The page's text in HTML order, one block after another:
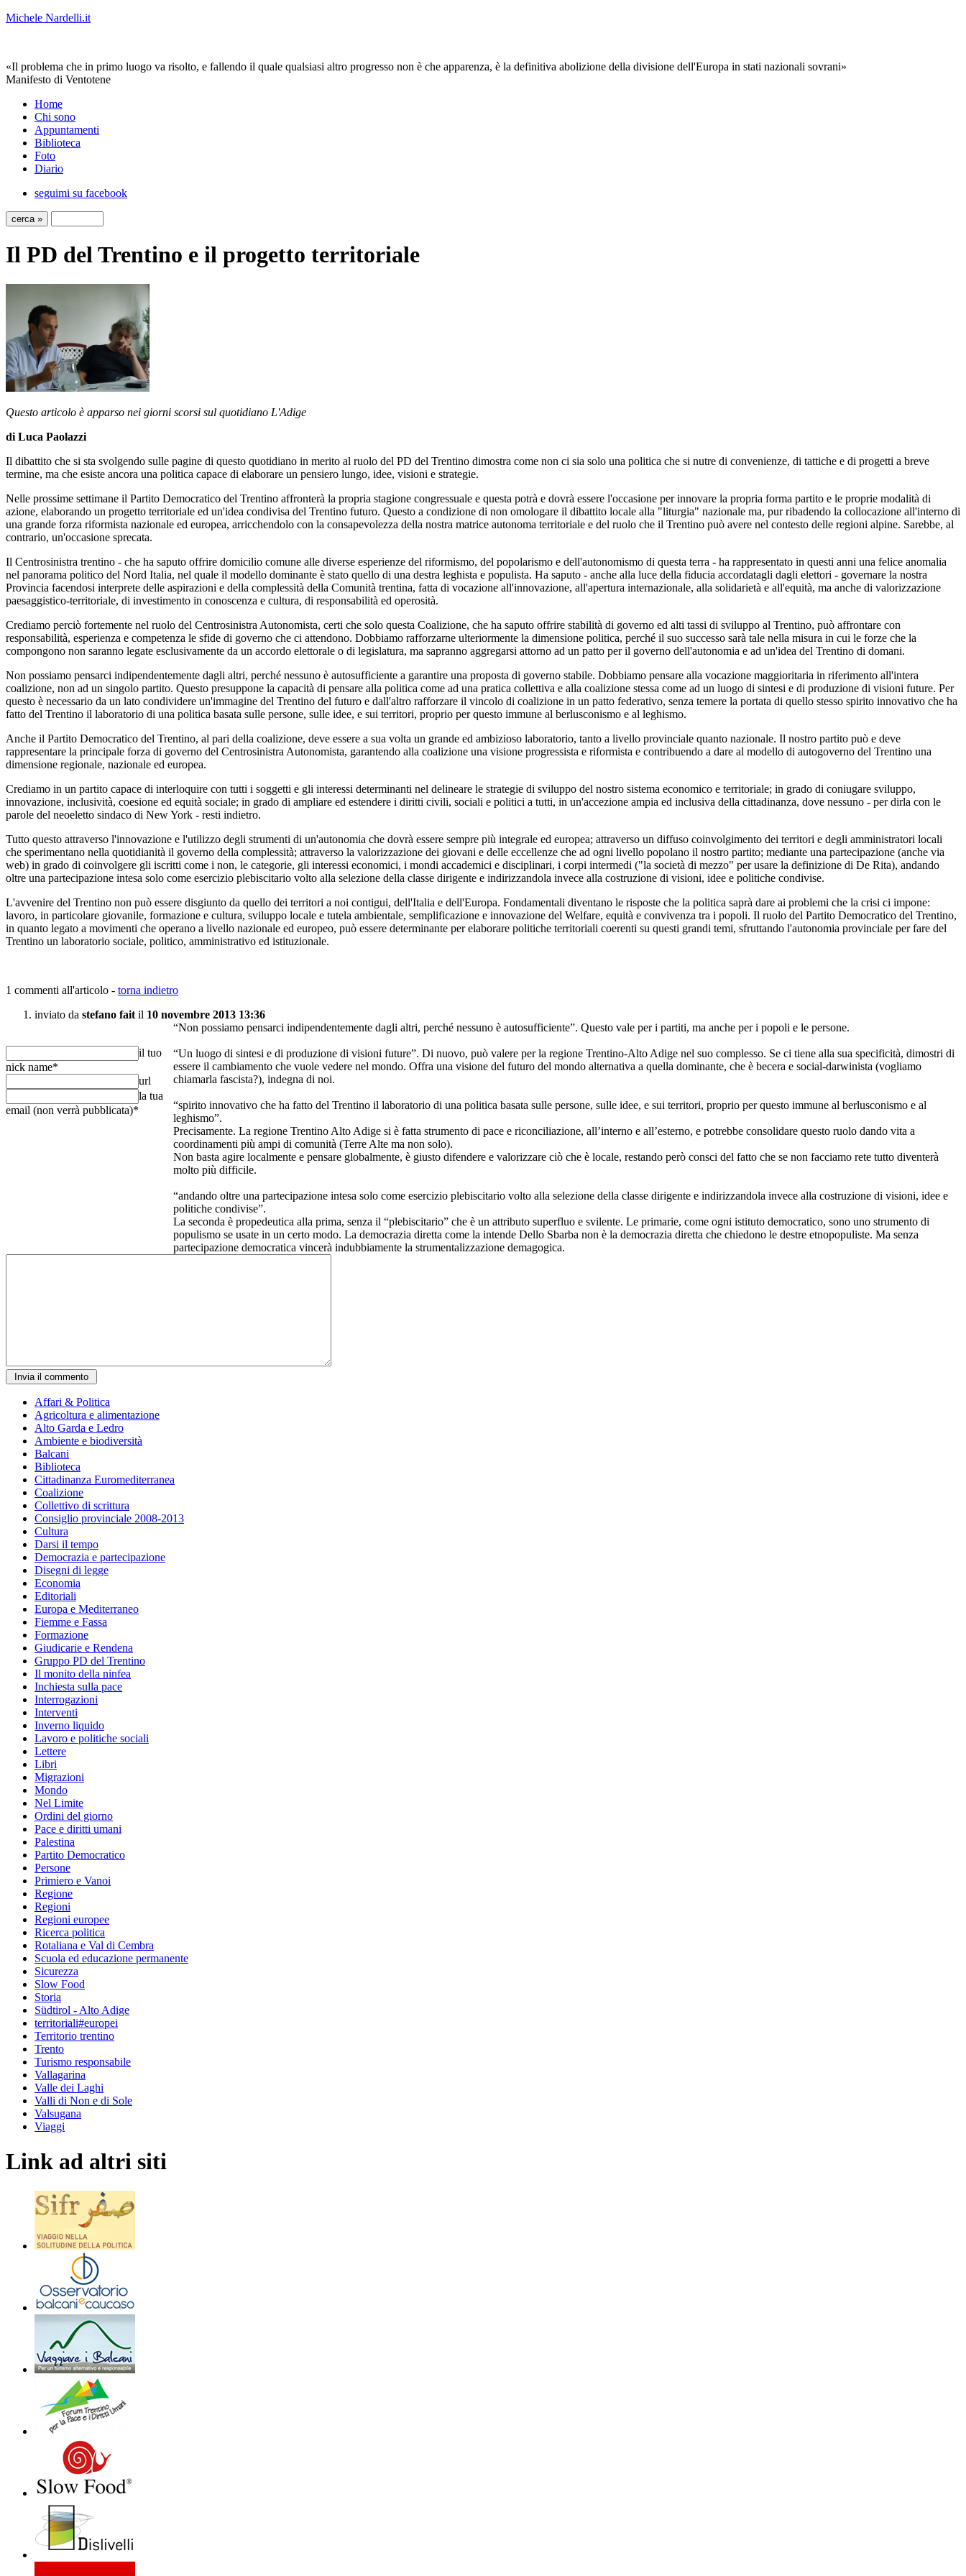
Michele Nardelli.it
«Il problema che in primo luogo va risolto, e fallendo il quale qualsiasi altro progresso non è che apparenza, è la definitiva abolizione della divisione dell'Europa in stati nazionali sovrani»
Manifesto di Ventotene
Home
Chi sono
Appuntamenti
Biblioteca
Foto
Diario
seguimi su facebook
Il PD del Trentino e il progetto territoriale
Questo articolo è apparso nei giorni scorsi sul quotidiano L'Adige
di Luca Paolazzi
Il dibattito che si sta svolgendo sulle pagine di questo quotidiano in merito al ruolo del PD del Trentino dimostra come non ci sia solo una politica che si nutre di convenienze, di tattiche e di progetti a breve
termine, ma che esiste ancora una politica capace di elaborare un pensiero lungo, idee, visioni e strategie.
Nelle prossime settimane il Partito Democratico del Trentino affronterà la propria stagione congressuale e questa potrà e dovrà essere l'occasione per innovare la propria forma partito e le proprie modalità di
azione, elaborando un progetto territoriale ed un'idea condivisa del Trentino futuro. Questo a condizione di non omologare il dibattito locale alla "liturgia" nazionale ma, pur ribadendo la collocazione all'interno di
una grande forza riformista nazionale ed europea, arricchendolo con la consapevolezza della nostra matrice autonoma territoriale e del ruolo che il Trentino può avere nel contesto delle regioni alpine. Sarebbe, al
contrario, un'occasione sprecata.
Il Centrosinistra trentino - che ha saputo offrire domicilio comune alle diverse esperienze del riformismo, del popolarismo e dell'autonomismo di questa terra - ha rappresentato in questi anni una felice anomalia
nel panorama politico del Nord Italia, nel quale il modello dominante è stato quello di una destra leghista e populista. Ha saputo - anche alla luce della fiducia accordatagli dagli elettori - governare la nostra
Provincia facendosi interprete delle aspirazioni e della complessità della Comunità trentina, fatta di vocazione all'innovazione, all'apertura internazionale, alla solidarietà e all'equità, ma anche di valorizzazione
paesaggistico-territoriale, di investimento in conoscenza e cultura, di responsabilità ed operosità.
Crediamo perciò fortemente nel ruolo del Centrosinistra Autonomista, certi che solo questa Coalizione, che ha saputo offrire stabilità di governo ed alti tassi di sviluppo al Trentino, può affrontare con
responsabilità, esperienza e competenza le sfide di governo che ci attendono. Dobbiamo rafforzarne ulteriormente la dimensione politica, perché il suo successo sarà tale nella misura in cui le forze che la
compongono non saranno legate esclusivamente da un accordo elettorale o di legislatura, ma sapranno aggregarsi attorno ad un patto per il governo dell'autonomia e ad un'idea del Trentino di domani.
Non possiamo pensarci indipendentemente dagli altri, perché nessuno è autosufficiente a garantire una proposta di governo stabile. Dobbiamo pensare alla vocazione maggioritaria in riferimento all'intera
coalizione, non ad un singolo partito. Questo presuppone la capacità di pensare alla politica come ad una pratica collettiva e alla coalizione stessa come ad un luogo di sintesi e di produzione di visioni future. Per
questo è necessario da un lato condividere un'immagine del Trentino del futuro e dall'altro rafforzare il vincolo di coalizione in un patto federativo, senza temere la portata di quello stesso spirito innovativo che ha
fatto del Trentino il laboratorio di una politica basata sulle persone, sulle idee, e sui territori, proprio per questo immune al berlusconismo e al leghismo.
Anche il Partito Democratico del Trentino, al pari della coalizione, deve essere a sua volta un grande ed ambizioso laboratorio, tanto a livello provinciale quanto nazionale. Il nostro partito può e deve
rappresentare la principale forza di governo del Centrosinistra Autonomista, garantendo alla coalizione una visione progressista e riformista e contribuendo a dare al modello di autogoverno del Trentino una
dimensione regionale, nazionale ed europea.
Crediamo in un partito capace di interloquire con tutti i soggetti e gli interessi determinanti nel delineare le strategie di sviluppo del nostro sistema economico e territoriale; in grado di coniugare sviluppo,
innovazione, inclusività, coesione ed equità sociale; in grado di ampliare ed estendere i diritti civili, sociali e politici a tutti, in un'accezione ampia ed inclusiva della cittadinanza, dove nessuno - per dirla con le
parole del neoeletto sindaco di New York - resti indietro.
Tutto questo attraverso l'innovazione e l'utilizzo degli strumenti di un'autonomia che dovrà essere sempre più integrale ed europea; attraverso un diffuso coinvolgimento dei territori e degli amministratori locali
che sperimentano nella quotidianità il governo della complessità; attraverso la valorizzazione dei giovani e delle eccellenze che ad ogni livello popolano il nostro partito; mediante una partecipazione (anche via
web) in grado di coinvolgere gli iscritti come i non, le categorie, gli interessi economici, i mondi accademici e disciplinari, i corpi intermedi ("la società di mezzo" per usare la definizione di De Rita), andando
oltre una partecipazione intesa solo come esercizio plebiscitario volto alla selezione della classe dirigente e indirizzandola invece alla costruzione di visioni, idee e politiche condivise.
L'avvenire del Trentino non può essere disgiunto da quello dei territori a noi contigui, dell'Italia e dell'Europa. Fondamentali diventano le risposte che la politica saprà dare ai problemi che la crisi ci impone:
lavoro, in particolare giovanile, formazione e cultura, sviluppo locale e tutela ambientale, semplificazione e innovazione del Welfare, equità e convivenza tra i popoli. Il ruolo del Partito Democratico del Trentino,
in quanto legato a movimenti che operano a livello nazionale ed europeo, può essere determinante per elaborare politiche territoriali coerenti su questi grandi temi, sfruttando l'autonomia provinciale per fare del
Trentino un laboratorio sociale, politico, amministrativo ed istituzionale.
1 commenti all'articolo - torna indietro
inviato da stefano fait il 10 novembre 2013 13:36
“Non possiamo pensarci indipendentemente dagli altri, perché nessuno è autosufficiente”. Questo vale per i partiti, ma anche per i popoli e le persone.
“Un luogo di sintesi e di produzione di visioni future”. Di nuovo, può valere per la regione Trentino-Alto Adige nel suo complesso. Se ci tiene alla sua specificità, dimostri di
essere il cambiamento che vuole vedere nel mondo. Offra una visione del futuro del mondo alternativa a quella dominante, che è becera e social-darwinista (vogliamo
chiamarla fascista?), indegna di noi.
“spirito innovativo che ha fatto del Trentino il laboratorio di una politica basata sulle persone, sulle idee, e sui territori, proprio per questo immune al berlusconismo e al
leghismo”.
Precisamente. La regione Trentino Alto Adige si è fatta strumento di pace e riconciliazione, all’interno e all’esterno, e potrebbe consolidare questo ruolo dando vita a
coordinamenti più ampi di comunità (Terre Alte ma non solo).
Non basta agire localmente e pensare globalmente, è giusto difendere e valorizzare ciò che è locale, restando però consci del fatto che se non facciamo rete tutto diventerà
molto più difficile.
“andando oltre una partecipazione intesa solo come esercizio plebiscitario volto alla selezione della classe dirigente e indirizzandola invece alla costruzione di visioni, idee e
politiche condivise”.
La seconda è propedeutica alla prima, senza il “plebiscitario” che è un attributo superfluo e svilente. Le primarie, come ogni istituto democratico, sono uno strumento di
populismo se usate in un certo modo. La democrazia diretta come la intende Dello Sbarba non è la democrazia diretta che chiedono le destre etnopopuliste. Ma senza
partecipazione democratica vincerà indubbiamente la strumentalizzazione demagogica.
il tuo
nick name*
url
la tua
email (non verrà pubblicata)*
Affari & Politica
Agricoltura e alimentazione
Alto Garda e Ledro
Ambiente e biodiversità
Balcani
Biblioteca
Cittadinanza Euromediterranea
Coalizione
Collettivo di scrittura
Consiglio provinciale 2008-2013
Cultura
Darsi il tempo
Democrazia e partecipazione
Disegni di legge
Economia
Editoriali
Europa e Mediterraneo
Fiemme e Fassa
Formazione
Giudicarie e Rendena
Gruppo PD del Trentino
Il monito della ninfea
Inchiesta sulla pace
Interrogazioni
Interventi
Inverno liquido
Lavoro e politiche sociali
Lettere
Libri
Migrazioni
Mondo
Nel Limite
Ordini del giorno
Pace e diritti umani
Palestina
Partito Democratico
Persone
Primiero e Vanoi
Regione
Regioni
Regioni europee
Ricerca politica
Rotaliana e Val di Cembra
Scuola ed educazione permanente
Sicurezza
Slow Food
Storia
Südtirol - Alto Adige
territoriali#europei
Territorio trentino
Trento
Turismo responsabile
Vallagarina
Valle dei Laghi
Valli di Non e di Sole
Valsugana
Viaggi
Link ad altri siti